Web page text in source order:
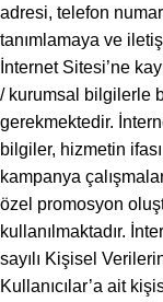
adresi, telefon
tanımlamaya ve
İnternet Sitesi’ne
/ kurumsal bilgilerle
gerekmektedir.
bilgiler, hizmetin
kampanya
özel promosyon
kullanılmaktadır.
sayılı Kişisel
Kullanıcılar’a ait